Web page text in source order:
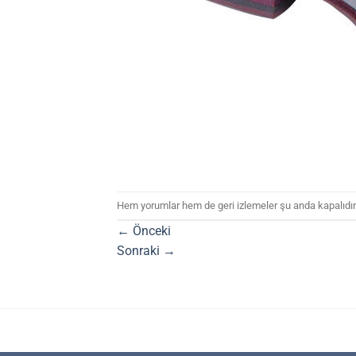
Hem yorumlar hem de geri izlemeler şu anda
← Önceki
Sonraki →